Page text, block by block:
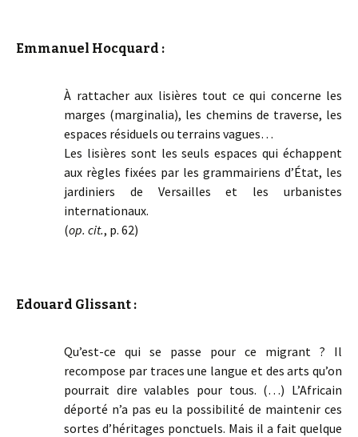
Emmanuel Hocquard :
À rattacher aux lisières tout ce qui concerne les
marges (marginalia), les chemins de traverse, les
espaces résiduels ou terrains vagues…
Les lisières sont les seuls espaces qui échappent
aux règles fixées par les grammairiens d’État, les
jardiniers de Versailles et les urbanistes
internationaux.
(op. cit., p. 62)
Edouard Glissant :
Qu’est-ce qui se passe pour ce migrant ? Il
recompose par traces une langue et des arts qu’on
pourrait dire valables pour tous. (…) L’Africain
déporté n’a pas eu la possibilité de maintenir ces
sortes d’héritages ponctuels. Mais il a fait quelque